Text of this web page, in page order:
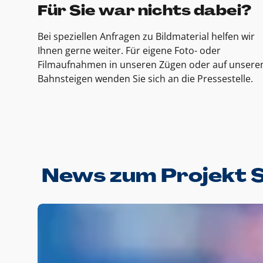
Für Sie war nichts dabei?
Bei speziellen Anfragen zu Bildmaterial helfen wir
Ihnen gerne weiter. Für eigene Foto- oder
Filmaufnahmen in unseren Zügen oder auf
Bahnsteigen wenden Sie sich an die Pressestelle.
News zum Projekt